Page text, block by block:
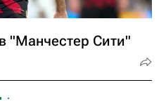
"Манчестер Сити"